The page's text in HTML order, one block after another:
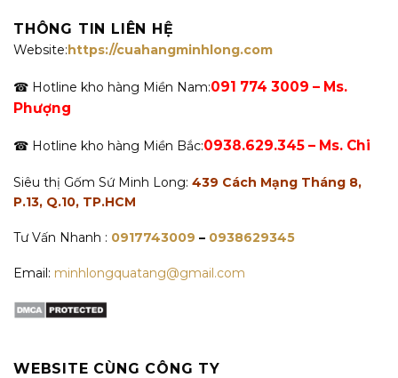
THÔNG TIN LIÊN HỆ
Website: https://cuahangminhlong.com
☎ Hotline kho hàng Miền Nam:091 774 3009 – Ms.
Phượng
☎ Hotline kho hàng Miền Bắc:0938.629.345 – Ms. Chi
Siêu thị Gốm Sứ Minh Long: 439 Cách Mạng Tháng 8,
P.13, Q.10, TP.HCM
Tư Vấn Nhanh : 0917743009 – 0938629345
Email: minhlongquatang@gmail.com
WEBSITE CÙNG CÔNG TY